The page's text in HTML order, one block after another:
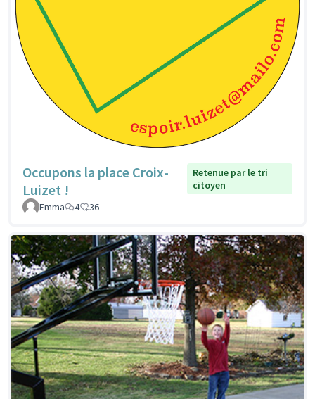
Occupons la place Croix-
Luizet !
Retenue par le tri
citoyen
Emma
4 36